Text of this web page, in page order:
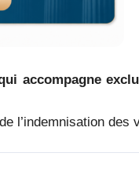
accompagne
l’indemnisation des